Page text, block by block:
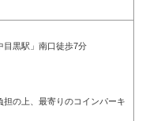
黒駅」南口徒歩7分
の上、最寄りのコインパーキ